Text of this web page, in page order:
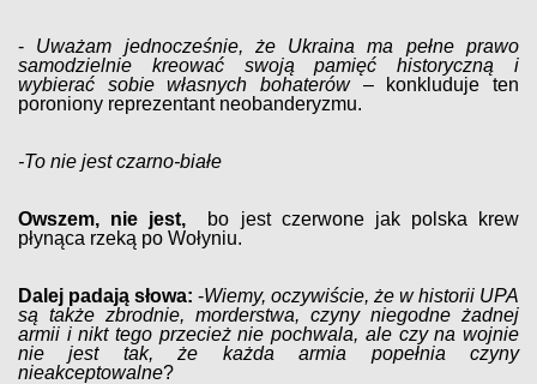
- Uważam jednocześnie, że Ukraina ma pełne prawo
samodzielnie kreować swoją pamięć historyczną i
wybierać sobie własnych bohaterów– konkluduje ten
poroniony reprezentant neobanderyzmu.
-To nie jest czarno-białe
Owszem, nie jest, bo jest czerwone jak polska krew
płynąca rzeką po Wołyniu.
Dalej padają słowa: -Wiemy, oczywiście, że w historii UPA
są także zbrodnie, morderstwa, czyny niegodne żadnej
armii i nikt tego przecież nie pochwala, ale czy na wojnie
nie jest tak, że każda armia popełnia czyny
nieakceptowalne?